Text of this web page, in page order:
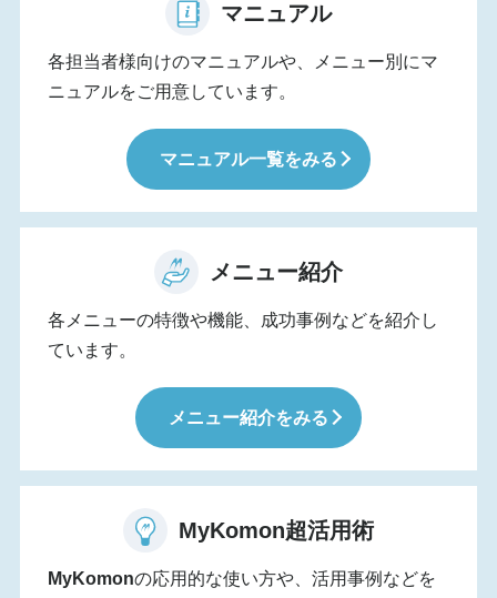
マニュアル
各担当者様向けのマニュアルや、メニュー別にマ
ニュアルをご用意しています。
マニュアル一覧をみる
メニュー紹介
各メニューの特徴や機能、成功事例などを紹介し
ています。
メニュー紹介をみる
MyKomon超活用術
MyKomonの応用的な使い方や、活用事例などを